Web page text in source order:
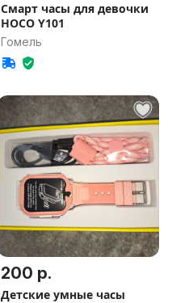
Смарт часы для девочки
HOCO Y101
Гомель
200 р.
Детские умные часы